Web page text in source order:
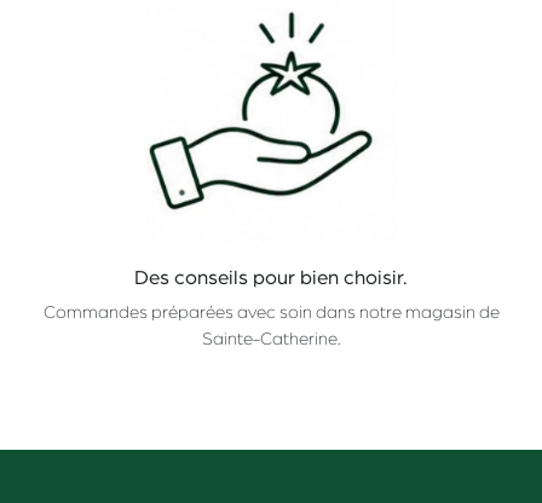
Des conseils pour bien choisir.
Commandes préparées avec soin dans notre magasin de
Sainte-Catherine.